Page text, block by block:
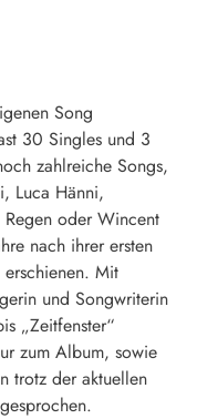
Song
30 Singles und 3
zahlreiche Songs,
Luca Hänni,
Regen oder Wincent
nach ihrer ersten
Mit
und Songwriterin
„Zeitfenster“
zum Album, sowie
trotz der aktuellen